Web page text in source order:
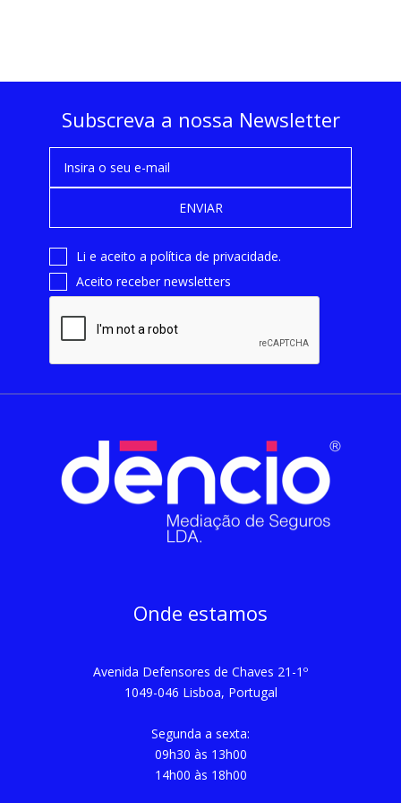
Subscreva a nossa Newsletter
ENVIAR
Li e aceito apolítica de privacidade.
Aceito receber newsletters
Onde estamos
Avenida Defensores de Chaves 21-1º
1049-046 Lisboa, Portugal
Segunda a sexta:
09h30 às 13h00
14h00 às 18h00